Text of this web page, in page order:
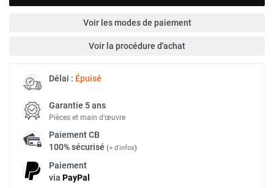
Voir les modes de paiement
Voir la procédure d'achat
Délai : Épuisé
Garantie 5 ans
Pièces et main d’œuvre
PaiementCB
100% sécurisé (+ d'infos)
Paiement
via PayPal